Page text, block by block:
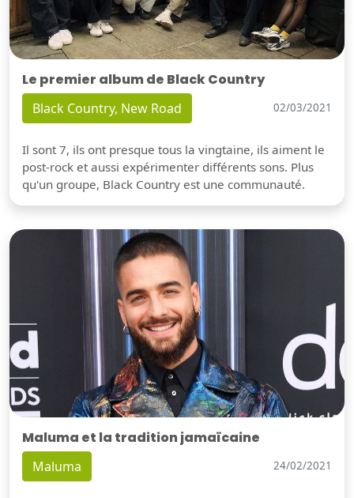
Le premier album de Black Country
Black Country, New Road 02/03/2021
Il sont 7, ils ont presque tous la vingtaine, ils aiment le
post-rock et aussi expérimenter différents sons. Plus
qu'un groupe, Black Country est une communauté.
Maluma et la tradition jamaïcaine
Maluma 24/02/2021